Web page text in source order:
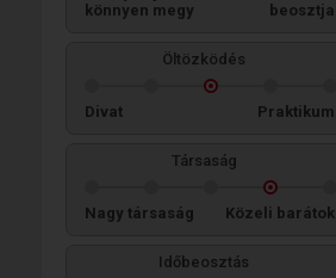
könnyen megy
beosztja
Öltözködés
Divat Praktikum
Társaság
Nagy társaság Közeli barátok
Időbeosztás